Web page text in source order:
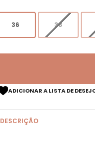
36 38
ADICIONAR A LISTA DE
DESCRIÇÃO